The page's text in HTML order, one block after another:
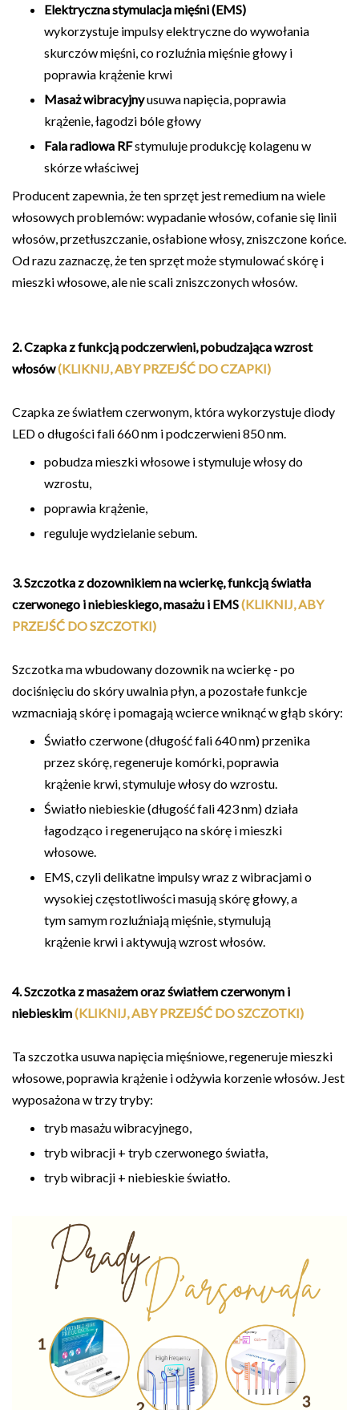
Elektryczna stymulacja mięśni (EMS)
wykorzystuje impulsy elektryczne do wywołania
skurczów mięśni, co rozluźnia mięśnie głowy i
poprawia krążenie krwi
Masaż wibracyjnyusuwa napięcia, poprawia
krążenie, łagodzi bóle głowy
Fala radiowa RFstymuluje produkcję kolagenu w
skórze właściwej
Producent zapewnia, że ten sprzęt jest remedium na wiele
włosowych problemów: wypadanie włosów, cofanie się linii
włosów, przetłuszczanie, osłabione włosy, zniszczone końce.
Od razu zaznaczę, że ten sprzęt może stymulować skórę i
mieszki włosowe, ale nie scali zniszczonych włosów.
2. Czapka z funkcją podczerwieni, pobudzająca wzrost
włosów(KLIKNIJ, ABY PRZEJŚĆ DO CZAPKI)
Czapka ze światłem czerwonym, która wykorzystuje diody
LED o długości fali 660 nm i podczerwieni 850 nm.
pobudza mieszki włosowe i stymuluje włosy do
wzrostu,
poprawia krążenie,
reguluje wydzielanie sebum.
3. Szczotka z dozownikiem na wcierkę, funkcją światła
czerwonego i niebieskiego, masażu i EMS(KLIKNIJ, ABY
PRZEJŚĆ DO SZCZOTKI)
Szczotka ma wbudowany dozownik na wcierkę - po
dociśnięciu do skóry uwalnia płyn, a pozostałe funkcje
wzmacniają skórę i pomagają wcierce wniknąć w głąb skóry:
Światło czerwone (długość fali 640 nm) przenika
przez skórę, regeneruje komórki, poprawia
krążenie krwi, stymuluje włosy do wzrostu.
Światło niebieskie (długość fali 423 nm) działa
łagodząco i regenerująco na skórę i mieszki
włosowe.
EMS, czyli delikatne impulsy wraz z wibracjami o
wysokiej częstotliwości masują skórę głowy, a
tym samym rozluźniają mięśnie, stymulują
krążenie krwi i aktywują wzrost włosów.
4. Szczotka z masażem oraz światłem czerwonym i
niebieskim(KLIKNIJ, ABY PRZEJŚĆ DO SZCZOTKI)
Ta szczotka usuwa napięcia mięśniowe, regeneruje mieszki
włosowe, poprawia krążenie i odżywia korzenie włosów. Jest
wyposażona w trzy tryby:
tryb masażu wibracyjnego,
tryb wibracji + tryb czerwonego światła,
tryb wibracji + niebieskie światło.